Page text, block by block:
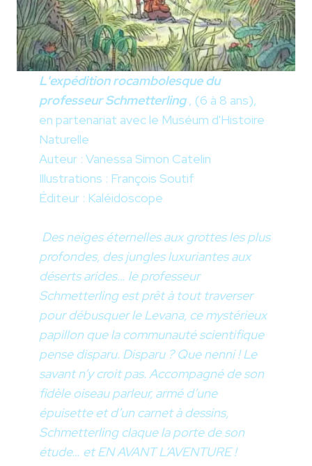
L'expédition rocambolesque du
professeur Schmetterling, (6 à 8 ans),
en partenariat avec le Muséum d'Histoire
Naturelle
Auteur : Vanessa Simon Catelin
Illustrations : François Soutif
Éditeur : Kaléidoscope
Des neiges éternelles aux grottes les plus
profondes, des jungles luxuriantes aux
déserts arides… le professeur
Schmetterling est prêt à tout traverser
pour débusquer le Levana, ce mystérieux
papillon que la communauté scientifique
pense disparu. Disparu ? Que nenni ! Le
savant n’y croit pas. Accompagné de son
fidèle oiseau parleur, armé d’une
épuisette et d’un carnet à dessins,
Schmetterling claque la porte de son
étude… et EN AVANT L’AVENTURE !